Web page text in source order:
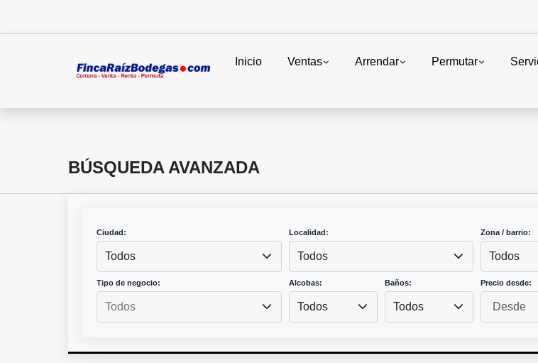
Inicio Ventas Arrendar Permutar
BÚSQUEDA AVANZADA
Ciudad:
Todos
Localidad:
Todos
Zona / barrio:
Todos
Tipo de negocio: Alcobas:
Todos
Baños:
Todos
Precio desde: